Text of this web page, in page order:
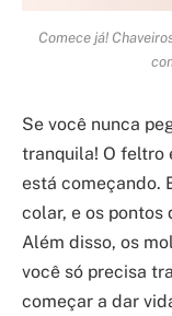
Comece já!
Se você nunca
tranquila! O feltro
está começando.
colar, e os pontos
Além disso, os
você só precisa
começar a dar